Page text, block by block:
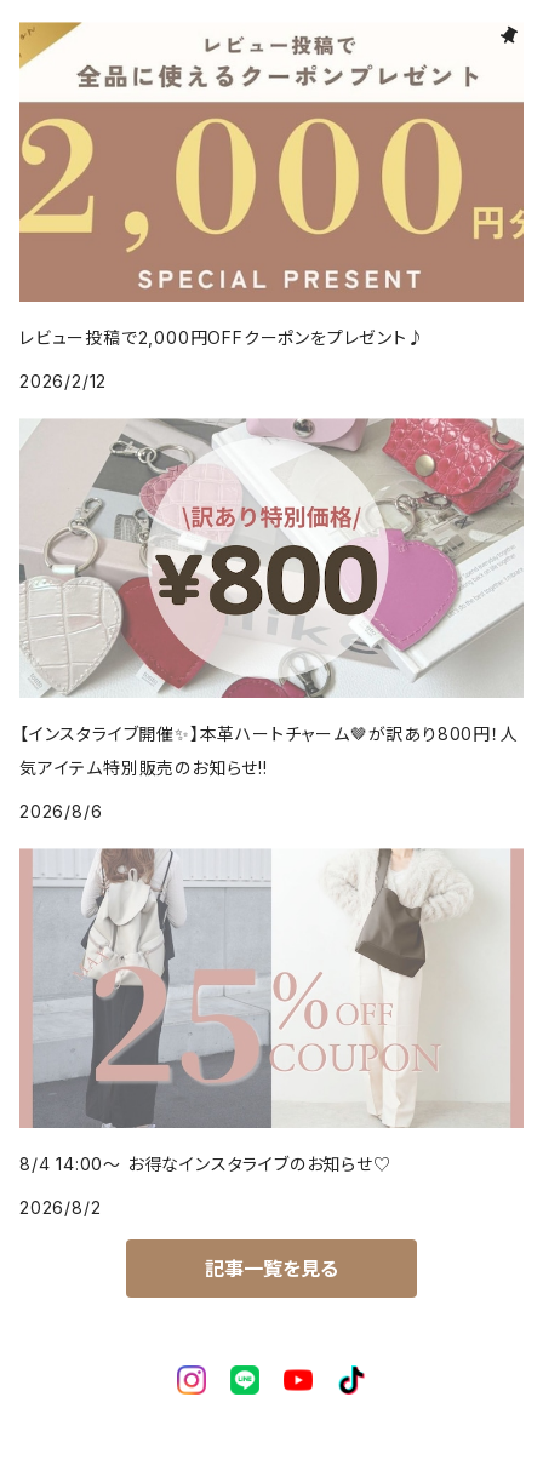
レビュー投稿で2,000円OFFクーポンをプレゼント♪
2026/2/12
【インスタライブ開催✨】本革ハートチャーム🤎が訳あり800円！人
気アイテム特別販売のお知らせ!!
2026/8/6
8/4 14:00～ お得なインスタライブのお知らせ♡
2026/8/2
記事一覧を見る